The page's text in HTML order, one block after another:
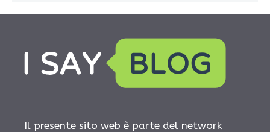
Il presente sito web è parte del network